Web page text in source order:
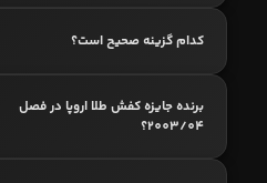
کدام گزینه صحیح است؟
برنده جایزه کفش طلا اروپا در فصل
2003/04؟